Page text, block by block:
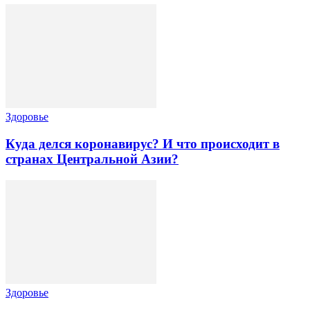
Здоровье
Куда делся коронавирус? И что происходит в
странах Центральной Азии?
Здоровье